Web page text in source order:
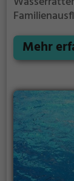
jeder auf
Mehr